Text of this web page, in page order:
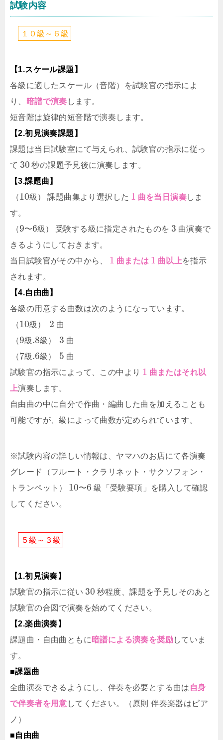
試験内容
１ ０級 ～ ６ 級
【1.スケール課題】
各級に適したスケール（音階）を試験官の指示によ
り、
暗譜で演奏 します。
短音階は旋律的短音階で演奏します。
【2.初見演奏課題】
課題は当日試験室にて与えられ、試験官の指示に従っ
て 30 秒の課題予見後に演奏します。
【3.課題曲】
（10級 ） 課題曲集より選択した 1 曲を当日演奏しま
す。
（9〜6級 ） 受験する級に指定されたものを 3 曲演奏で
きるようにしておきます。
当日試験官がその中から、
1 曲または 1 曲以上を指示
されます。
【4.自由曲】
各級の用意する曲数は次のようになっています。
（10級 ） 2 曲
（9級.8級 ） 3 曲
（7級.6級 ） 5 曲
試験官の指示によって、この中より 1 曲またはそれ以
上演奏します。
自由曲の中に自分で作曲・編曲した曲を加えることも
可能ですが、級によって曲数が定められています。
※試験内容の詳しい情報は、ヤマハのお店にて各演奏
グレード（フルート・クラリネット・サクソフォン・
トランペット）
10〜6 級「受験要項」を購入して確認
してください。
５ 級 ～ ３級
【1.初見演奏】
試験官の指示に従い 30 秒程度、課題を予見しそのあと
試験官の合図で演奏を始めてください。
【2.楽曲演奏】
課題曲・自由曲ともに 暗譜による演奏を奨励していま
す。
■課題曲
全曲演奏できるようにし、伴奏を必要とする曲は 自身
で伴奏者を用意 してください。（原則 伴奏楽器はピア
ノ）
■自由曲